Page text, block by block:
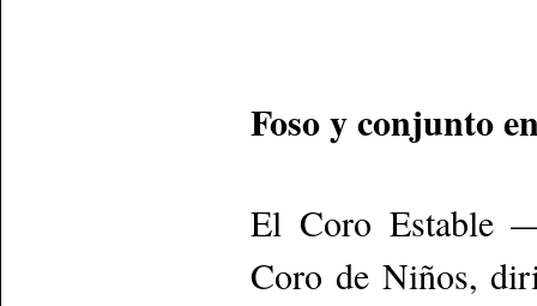
Foso y conjunto
El Coro Estable
Coro de Niños,